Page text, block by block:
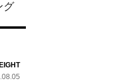
グ